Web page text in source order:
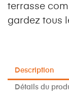
terrasse
gardez tous
Description
Détails du